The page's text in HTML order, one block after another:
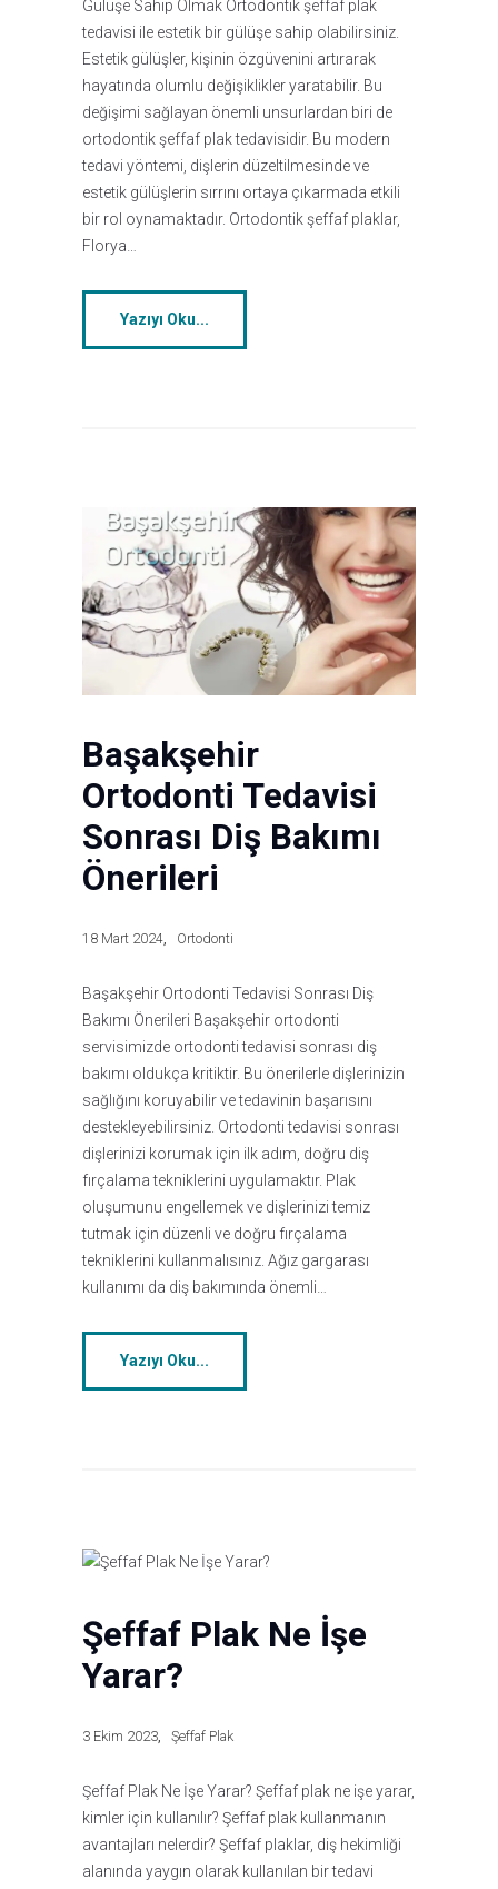
Gülüşe Sahip Olmak Ortodontik şeffaf plak
tedavisi ile estetik bir gülüşe sahip olabilirsiniz.
Estetik gülüşler, kişinin özgüvenini artırarak
hayatında olumlu değişiklikler yaratabilir. Bu
değişimi sağlayan önemli unsurlardan biri de
ortodontik şeffaf plak tedavisidir. Bu modern
tedavi yöntemi, dişlerin düzeltilmesinde ve
estetik gülüşlerin sırrını ortaya çıkarmada etkili
bir rol oynamaktadır. Ortodontik şeffaf plaklar,
Florya…
Yazıyı Oku...
Başakşehir
Ortodonti Tedavisi
Sonrası Diş Bakımı
Önerileri
18 Mart 2024 Ortodonti
Başakşehir Ortodonti Tedavisi Sonrası Diş
Bakımı Önerileri Başakşehir ortodonti
servisimizde ortodonti tedavisi sonrası diş
bakımı oldukça kritiktir. Bu önerilerle dişlerinizin
sağlığını koruyabilir ve tedavinin başarısını
destekleyebilirsiniz. Ortodonti tedavisi sonrası
dişlerinizi korumak için ilk adım, doğru diş
fırçalama tekniklerini uygulamaktır. Plak
oluşumunu engellemek ve dişlerinizi temiz
tutmak için düzenli ve doğru fırçalama
tekniklerini kullanmalısınız. Ağız gargarası
kullanımı da diş bakımında önemli…
Yazıyı Oku...
Şeffaf Plak Ne İşe
Yarar?
3 Ekim 2023 Şeffaf Plak
Şeffaf Plak Ne İşe Yarar? Şeffaf plak ne işe yarar,
kimler için kullanılır? Şeffaf plak kullanmanın
avantajları nelerdir? Şeffaf plaklar, diş hekimliği
alanında yaygın olarak kullanılan bir tedavi